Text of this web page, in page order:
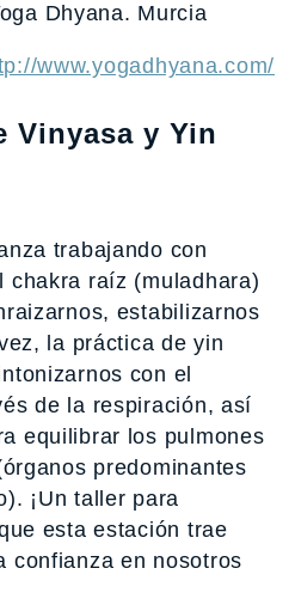
Dhyana. Murcia
www.yogadhyana.com/
Vinyasa y Yin
trabajando con
chakra raíz (muladhara)
estabilizarnos
la práctica de yin
con el
de la respiración, así
equilibrar los pulmones
predominantes
¡Un taller para
esta estación trae
confianza en nosotros